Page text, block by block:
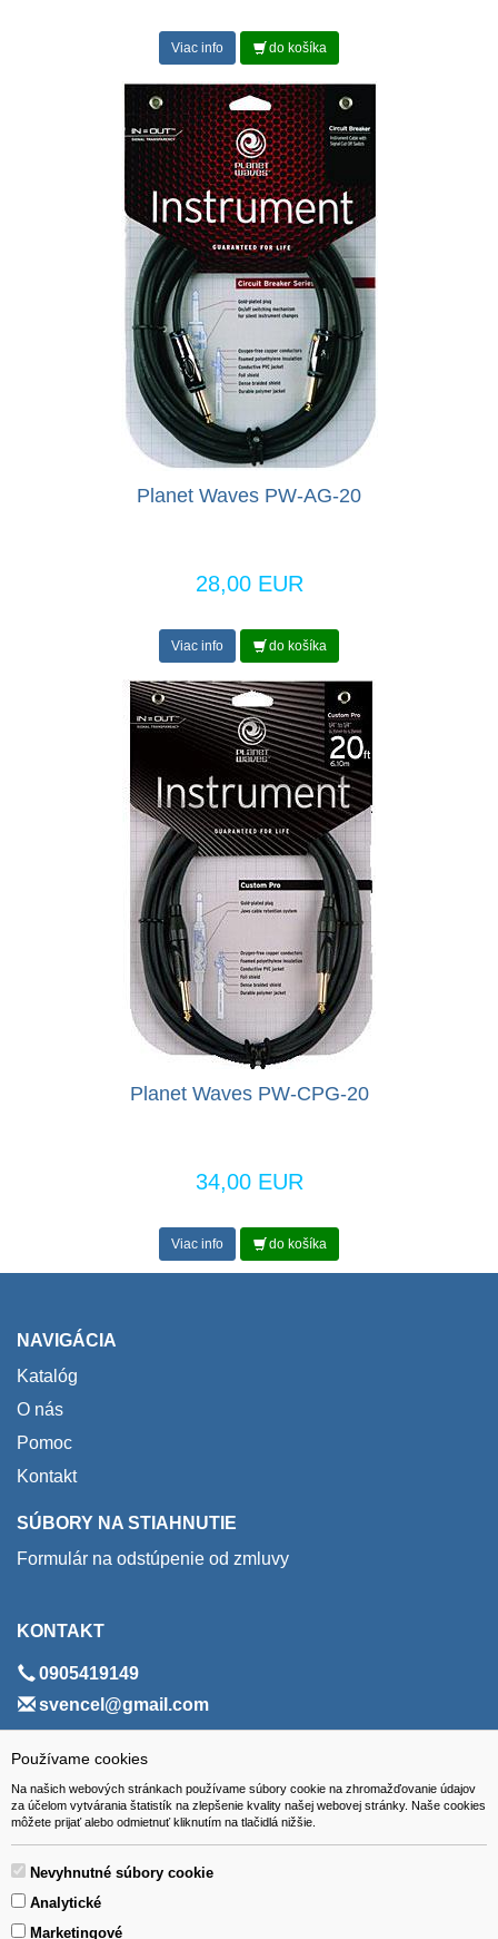
Používame cookies
Na našich webových stránkach používame súbory cookie na zhromažďovanie údajov
za účelom vytvárania štatistík na zlepšenie kvality našej webovej stránky. Naše cookies
môžete prijať alebo odmietnuť kliknutím na tlačidlá nižšie.
Nevyhnutné súbory cookie
Analytické
Marketingové
Viac info do košíka
Planet Waves PW-AG-20
28,00 EUR
Viac info do košíka
Planet Waves PW-CPG-20
34,00 EUR
Viac info do košíka
NAVIGÁCIA
Katalóg
O nás
Pomoc
Kontakt
SÚBORY NA STIAHNUTIE
Formulár na odstúpenie od zmluvy
KONTAKT
0905419149
svencel@gmail.com
ADRESA
VEST - tech s.r.o.
Hviezdoslavova 280/6, 965 01 Žiar nad Hronom
Slovakia (Slovak Republic)